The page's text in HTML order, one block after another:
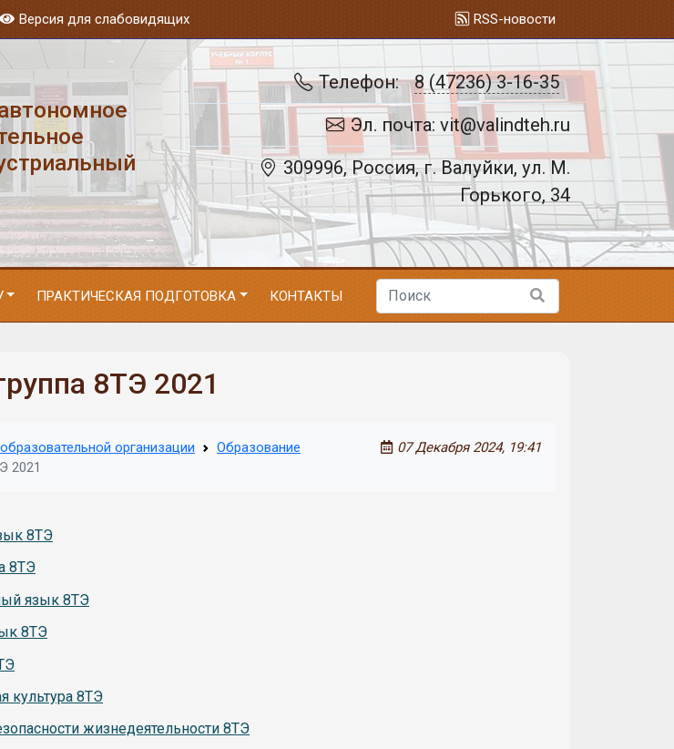
Версия для слабовидящих RSS-новости
Телефон: 8 (47236) 3-16-35
Эл. почта: vit@valindteh.ru
309996, Россия, г. Валуйки, ул. М.
Горького, 34
ПРАКТИЧЕСКАЯ ПОДГОТОВКА КОНТАКТЫ
8ТЭ 2021
организации
Образование
2021
07 Декабря 2024, 19:41
8ТЭ
8ТЭ
язык 8ТЭ
8ТЭ
культура 8ТЭ
жизнедеятельности 8ТЭ